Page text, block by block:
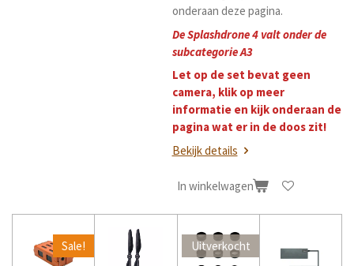
onderaan deze pagina.
De Splashdrone 4 valt onder de
subcategorie A3
Let op de set bevat geen
camera, klik op meer
informatie en kijk onderaan de
pagina wat er in de doos zit!
Bekijk details
In winkelwagen
Sale! Uitverkocht